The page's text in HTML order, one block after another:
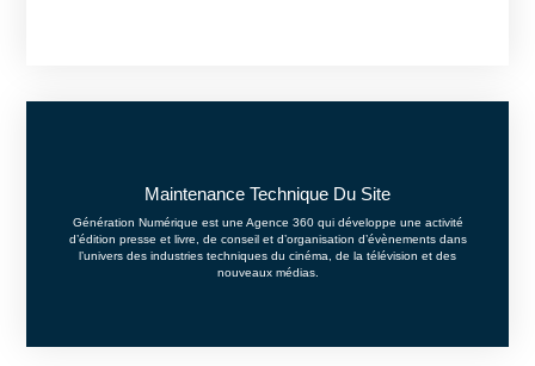
Maintenance Technique Du Site​
Génération Numérique est une Agence 360 qui développe une activité
d’édition presse et livre, de conseil et d’organisation d’évènements dans
l’univers des industries techniques du cinéma, de la télévision et des
nouveaux médias.